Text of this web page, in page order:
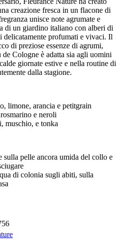
creazione fresca in un flacone di
unisce note agrumate e
di un giardino italiano con alberi di
delicatamente profumati e vivaci. Il
di preziose essenze di agrumi,
Cologne è adatta sia agli uomini
giornate estive e nella routine di
dalla stagione.
limone, arancia e petitgrain
e neroli
muschio, e tonka
sulla pelle ancora umida del collo e
di colonia sugli abiti, sulla